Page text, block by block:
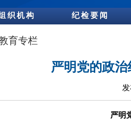
织机构 纪检要闻
育专栏
严明党的政
严明